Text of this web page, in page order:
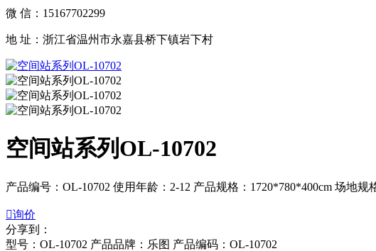
微 信：15167702299
地 址：浙江省温州市永嘉县桥下镇岩下村
空间站系列OL-10702
产品编号：OL-10702 使用年龄：2-12 产品规格：1720*780*400cm 场地规
询价
分享到：
型号：OL-10702 产品品牌：乐图 产品编码：OL-10702